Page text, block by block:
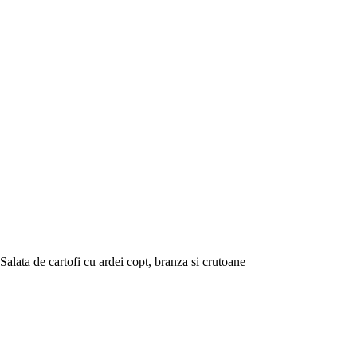
Salata de cartofi cu ardei copt, branza si crutoane